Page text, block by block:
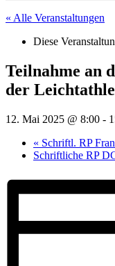
« Alle Veranstaltungen
Diese
Teilnahme an
der
12. Mai 2025 @ 8:00 -
« Schriftl. RP
Schriftliche RP